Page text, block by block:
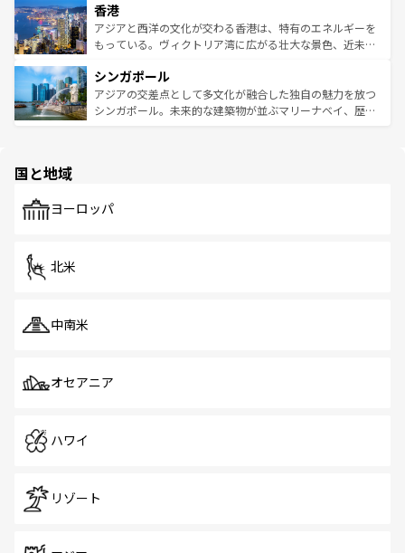
とつ。フォーやバインミー、ベトナムコーヒーなどは、ぜ
ひ現地で味わいたい。どの地域を訪れてもあたたかい人々
が旅行者を迎えてくれるので、きっと忘れられない旅にな
参照してほしい。
の活気が交差している。北部ではチェンマイなどの山岳地
帯で自然と触れ合い、南部ではプーケットやクラビの美し
いビーチでリゾート気分を楽しむことができる。タイ料理
激する。気候は一年中温暖で、どの季節にも異なる楽しみ
が待っている。親しみやすいタイの人々、仏教を中心とし
た文化、そして多様な観光資源が、訪れる旅人を魅了し続
香港
アジアと西洋の文化が交わる香港は、特有のエネルギーを
もっている。ヴィクトリア湾に広がる壮大な景色、近未来
み、どこを訪れても感動するはず。観光スポットが密集し
ており、効率よく見どころを回れるのも魅力。息をのむよ
うな絶景から文化的な体験まで、香港を存分に楽しみ尽く
シンガポール
アジアの交差点として多文化が融合した独自の魅力を放つ
シンガポール。未来的な建築物が並ぶマリーナベイ、歴史
で、ホーカーズは地元の風情を楽しめる外せないスポット
国と地域
ヨーロッパ
北米
中南米
オセアニア
ハワイ
リゾート